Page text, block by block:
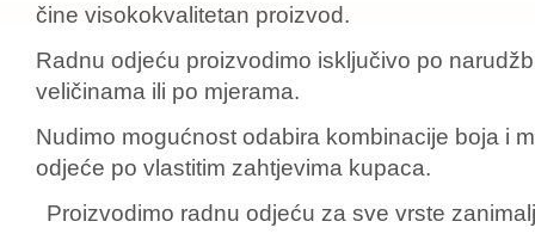
čine visokokvalitetan proizvod.
Radnu odjeću proizvodimo isključivo po
veličinama ili po mjerama.
Nudimo mogućnost odabira kombinacije boja i
odjeće po vlastitim zahtjevima kupaca.
Proizvodimo radnu odjeću za sve vrste